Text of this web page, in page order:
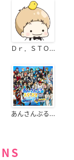
Ｄｒ．ＳＴＯ...
あんさんぶる...